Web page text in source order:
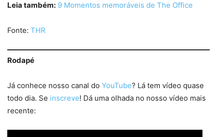
Leia também: 9 Momentos memoráveis de The Office
Fonte: THR
Rodapé
Já conhece nosso canal do YouTube? Lá tem vídeo quase
todo dia. Se inscreve! Dá uma olhada no nosso vídeo mais
recente: